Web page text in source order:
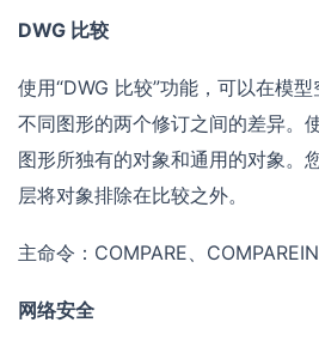
DWG 比较
使用“DWG 比较”功能，可以在模
不同图形的两个修订之间的差异。
图形所独有的对象和通用的对象。
层将对象排除在比较之外。
主命令：COMPARE、
网络安全